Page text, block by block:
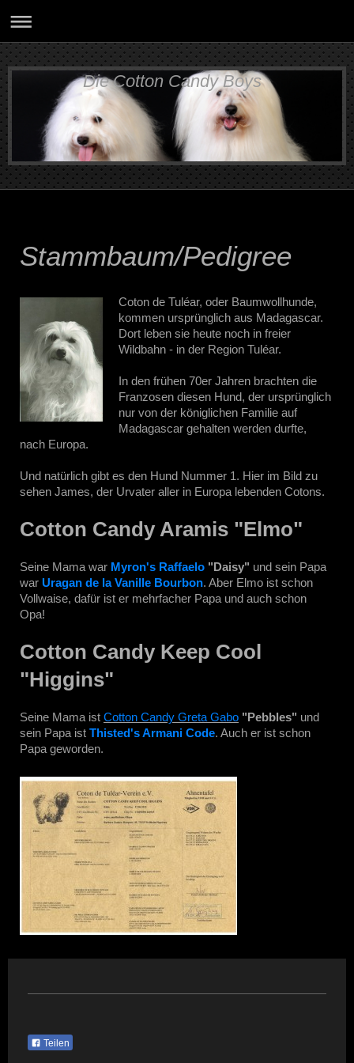
Die Cotton Candy Boys
Stammbaum/Pedigree
Coton de Tuléar, oder Baumwollhunde,
kommen ursprünglich aus Madagascar.
Dort leben sie heute noch in freier
Wildbahn - in der Region Tuléar.
In den frühen 70er Jahren brachten die
Franzosen diesen Hund, der ursprünglich
nur von der königlichen Familie auf
Madagascar gehalten werden durfte,
nach Europa.
Und natürlich gibt es den Hund Nummer 1. Hier im Bild zu
sehen James, der Urvater aller in Europa lebenden Cotons.
Cotton Candy Aramis "Elmo"
Seine Mama war Myron's Raffaelo "Daisy" und sein Papa
war Uragan de la Vanille Bourbon. Aber Elmo ist schon
Vollwaise, dafür ist er mehrfacher Papa und auch schon
Opa!
Cotton Candy Keep Cool
"Higgins"
Seine Mama ist Cotton Candy Greta Gabo "Pebbles" und
sein Papa ist Thisted's Armani Code. Auch er ist schon
Papa geworden.
Teilen